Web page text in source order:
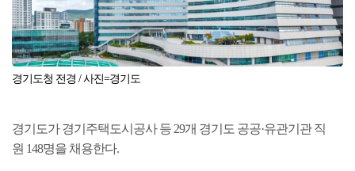
경기도청 전경 / 사진=경기도
경기도가 경기주택도시공사 등 29개 경기도 공공·유관기관 직
원 148명을 채용한다.